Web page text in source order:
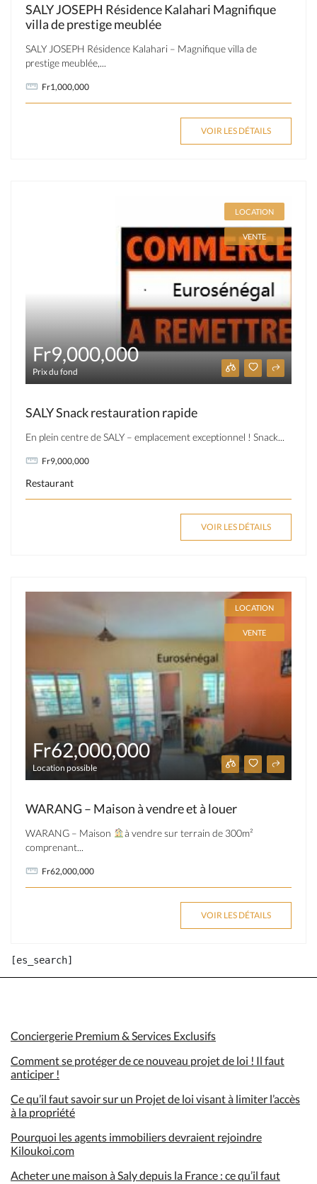
SALY JOSEPH Résidence Kalahari Magnifique
villa de prestige meublée
SALY JOSEPH Résidence Kalahari – Magnifique villa de
prestige meublée,...
Fr1,000,000
VOIR LES DÉTAILS
LOCATION
VENTE
Fr9,000,000
Prix du fond
SALY Snack restauration rapide
En plein centre de SALY – emplacement exceptionnel ! Snack...
Fr9,000,000
Restaurant
VOIR LES DÉTAILS
LOCATION
VENTE
Fr62,000,000
Location possible
WARANG – Maison à vendre et à louer
WARANG – Maison
à vendre sur terrain de 300m²
comprenant...
Fr62,000,000
VOIR LES DÉTAILS
Conciergerie Premium & Services Exclusifs
Comment se protéger de ce nouveau projet de loi ! Il faut
anticiper !
Ce qu’il faut savoir sur un Projet de loi visant à limiter l’accès
à la propriété
Pourquoi les agents immobiliers devraient rejoindre
Kiloukoi.com
Acheter une maison à Saly depuis la France : ce qu’il faut